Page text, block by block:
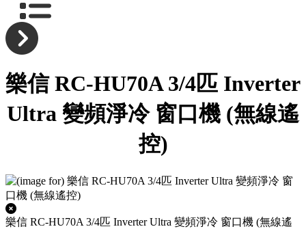
樂信 RC-HU70A 3/4匹 Inverter
Ultra 變頻淨冷 窗口機 (無線遙
控)
樂信 RC-HU70A 3/4匹 Inverter Ultra 變頻淨冷 窗口機 (無線遙